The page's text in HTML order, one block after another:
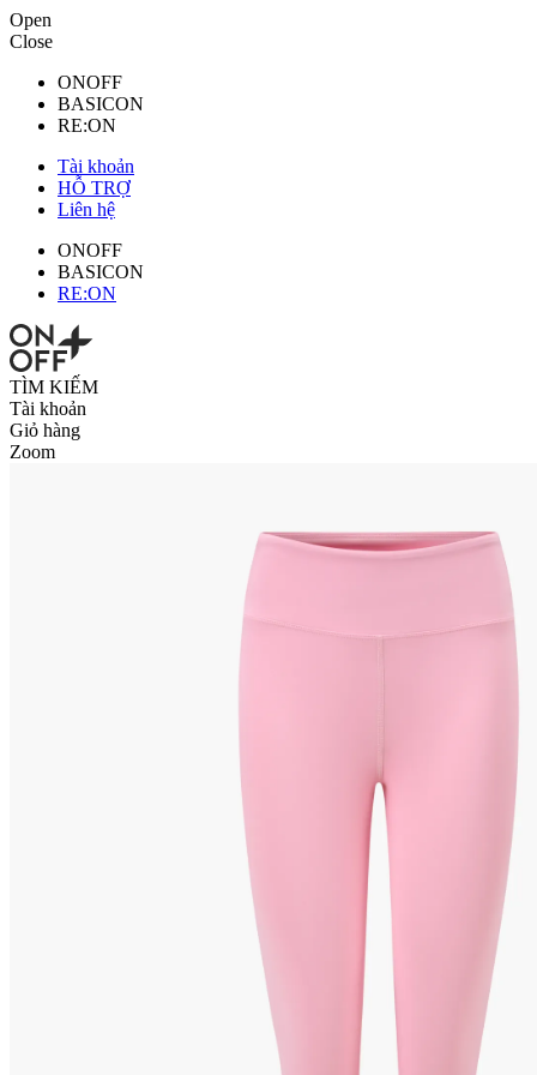
Open
Close
ONOFF
BASICON
RE:ON
Tài khoản
HỖ TRỢ
Liên hệ
ONOFF
BASICON
RE:ON
TÌM KIẾM
Tài khoản
Giỏ hàng
Zoom